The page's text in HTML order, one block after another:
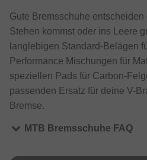
Gute Bremsschuhe
Stehen kommst oder ins Leere
langlebigen Standard-Belägen
Performance Mischungen für
speziellen Pads für Carbon-
passenden Ersatz für deine V-
Bremse.
MTB Bremsschuhe FAQ